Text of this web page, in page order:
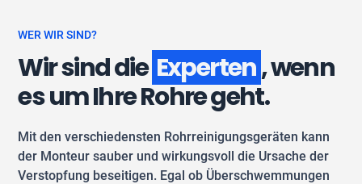
WER WIR SIND?
Wir sind die Experten, wenn
es um Ihre Rohre geht.
Mit den verschiedensten Rohrreinigungsgeräten kann
der Monteur sauber und wirkungsvoll die Ursache der
Verstopfung beseitigen. Egal ob Überschwemmungen